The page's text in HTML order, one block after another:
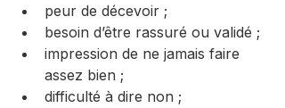
peur de décevoir ;
besoin d’être rassuré ou validé ;
impression de ne jamais faire
assez bien ;
difficulté à dire non ;